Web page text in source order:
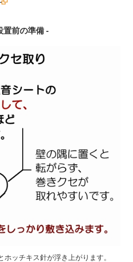
置前の準備 -
ホッチキス針が浮き上がります。